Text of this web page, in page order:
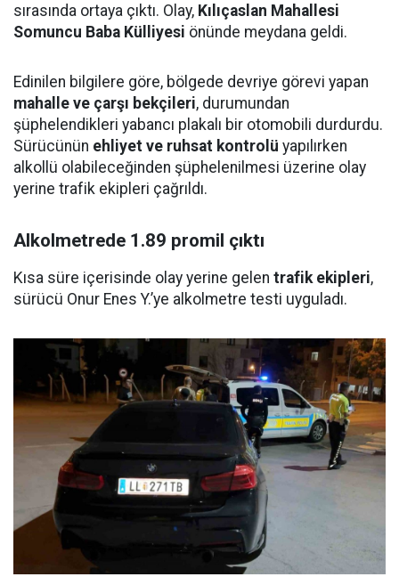
sırasında ortaya çıktı. Olay, Kılıçaslan Mahallesi
Somuncu Baba Külliyesi önünde meydana geldi.
Edinilen bilgilere göre, bölgede devriye görevi yapan
mahalle ve çarşı bekçileri, durumundan
şüphelendikleri yabancı plakalı bir otomobili durdurdu.
Sürücünün ehliyet ve ruhsat kontrolü yapılırken
alkollü olabileceğinden şüphelenilmesi üzerine olay
yerine trafik ekipleri çağrıldı.
Alkolmetrede 1.89 promil çıktı
Kısa süre içerisinde olay yerine gelen trafik ekipleri,
sürücü Onur Enes Y.’ye alkolmetre testi uyguladı.